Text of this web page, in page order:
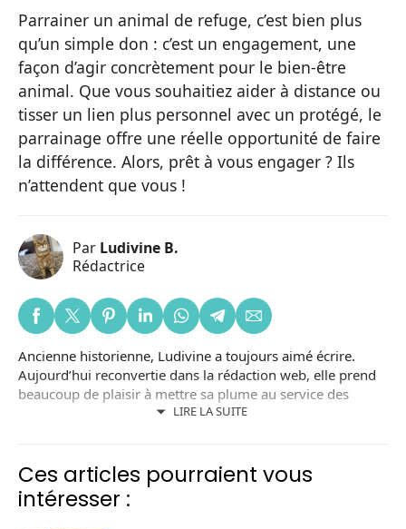
Parrainer un animal de refuge, c’est bien plus
qu’un simple don : c’est un engagement, une
façon d’agir concrètement pour le bien-être
animal. Que vous souhaitiez aider à distance ou
tisser un lien plus personnel avec un protégé, le
parrainage offre une réelle opportunité de faire
la différence. Alors, prêt à vous engager ? Ils
n’attendent que vous !
Par Ludivine B.
Rédactrice
LIRE LA SUITE
Ancienne historienne, Ludivine a toujours aimé écrire.
Aujourd’hui reconvertie dans la rédaction web, elle prend
beaucoup de plaisir à mettre sa plume au service des
animaux, une autre de ses passions.
Ces articles pourraient vous
intéresser :